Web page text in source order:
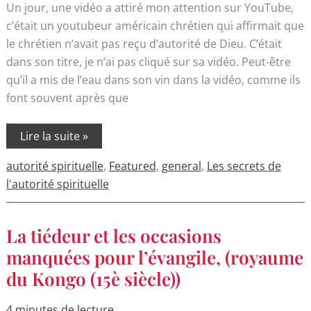
Un jour, une vidéo a attiré mon attention sur YouTube,
c’était un youtubeur américain chrétien qui affirmait que
le chrétien n’avait pas reçu d’autorité de Dieu. C’était
dans son titre, je n’ai pas cliqué sur sa vidéo. Peut-être
qu’il a mis de l’eau dans son vin dans la vidéo, comme ils
font souvent après que
Lire la suite »
autorité spirituelle, Featured, general, Les secrets de
l'autorité spirituelle
La tiédeur et les occasions
manquées pour l’évangile, (royaume
du Kongo (15è siècle))
La
tiédeur
et
les
occasions
manquées
l’évangile,